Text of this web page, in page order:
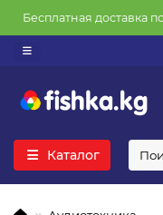
Бесплатная доставка
Каталог